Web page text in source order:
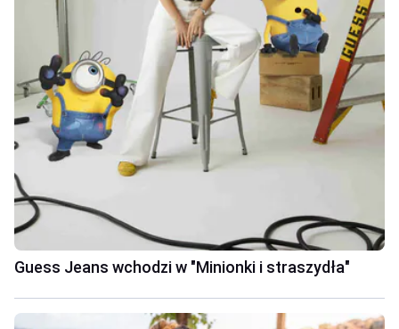
Guess Jeans wchodzi w "Minionki i straszydła"